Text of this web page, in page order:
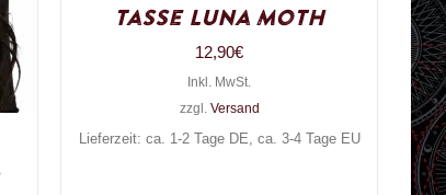
Tasse Luna Moth
12,90€
Inkl. MwSt.
zzgl. Versand
Lieferzeit: ca. 1-2 Tage DE, ca. 3-4 Tage EU